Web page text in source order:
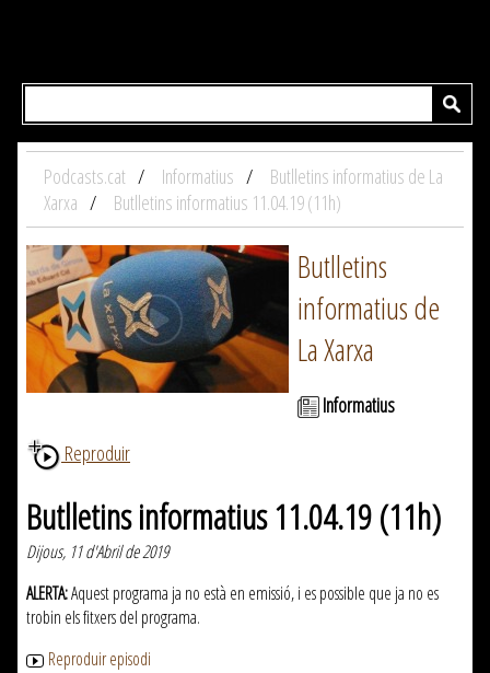
Podcasts.cat Informatius
Butlletins informatius de La
Xarxa
Butlletins informatius 11.04.19 (11h)
Butlletins
informatius de
La Xarxa
Informatius
Reproduir
Butlletins informatius 11.04.19 (11h)
Dijous, 11 d'Abril de 2019
ALERTA:Aquest programa ja no està en emissió, i es possible que ja no es
trobin els fitxers del programa.
Reproduir episodi